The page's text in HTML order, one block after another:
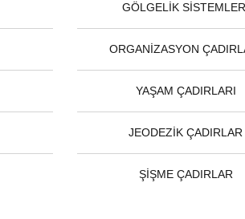
GÖLGELİK
ORGANİZASYON
YAŞAM ÇADIRLARI
JEODEZİK ÇADIRLAR
ŞİŞME ÇADIRLAR